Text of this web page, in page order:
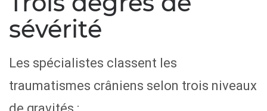
sévérité
Les spécialistes classent les
traumatismes crâniens selon trois niveaux